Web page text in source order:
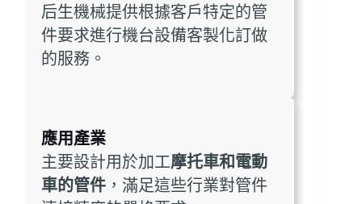
后生機械提供根據客戶特定的管
件要求進行機台設備客製化訂做
的服務。
應用產業
主要設計用於加工摩托車和電動
車的管件，滿足這些行業對管件